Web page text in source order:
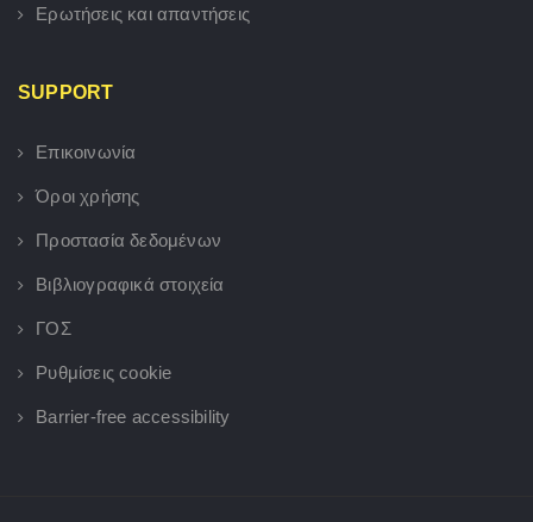
Ερωτήσεις και απαντήσεις
SUPPORT
Επικοινωνία
Όροι χρήσης
Προστασία δεδομένων
Βιβλιογραφικά στοιχεία
ΓΟΣ
Ρυθμίσεις cookie
Barrier-free accessibility